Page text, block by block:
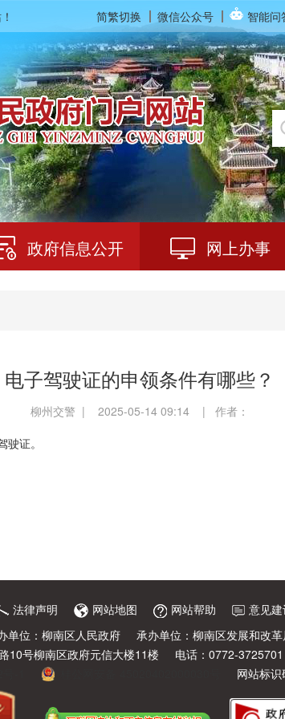
简繁切换 微信公众号 智能问
！
政府信息公开 网上办事
电子驾驶证的申领条件有哪些？
柳州交警 | 2025-05-14 09:14 | 作者：
证。
法律声明 网站地图 网站帮助 意见建
单位：柳南区人民政府
承办单位：柳南区发展和改革
10号柳南区政府元信大楼11楼
电话：0772-3725701
网站标